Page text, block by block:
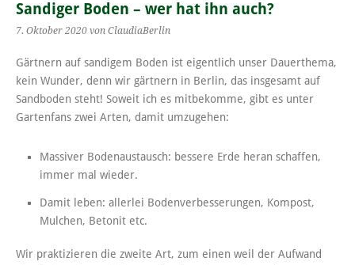
Sandiger Boden – wer hat ihn auch?
7. Oktober 2020 von ClaudiaBerlin
Gärtnern auf sandigem Boden ist eigentlich unser Dauerthema,
kein Wunder, denn wir gärtnern in Berlin, das insgesamt auf
Sandboden steht! Soweit ich es mitbekomme, gibt es unter
Gartenfans zwei Arten, damit umzugehen:
Massiver Bodenaustausch: bessere Erde heran schaffen,
immer mal wieder.
Damit leben: allerlei Bodenverbesserungen, Kompost,
Mulchen, Betonit etc.
Wir praktizieren die zweite Art, zum einen weil der Aufwand